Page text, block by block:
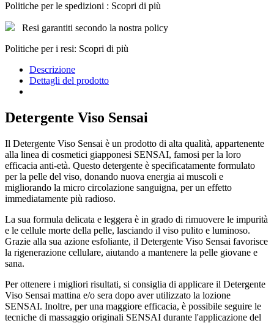
Politiche per le spedizioni : Scopri di più
Resi garantiti secondo la nostra policy
Politiche per i resi: Scopri di più
Descrizione
Dettagli del prodotto
Detergente Viso Sensai
Il Detergente Viso Sensai è un prodotto di alta qualità, appartenente
alla linea di cosmetici giapponesi SENSAI, famosi per la loro
efficacia anti-età. Questo detergente è specificatamente formulato
per la pelle del viso, donando nuova energia ai muscoli e
migliorando la micro circolazione sanguigna, per un effetto
immediatamente più radioso.
La sua formula delicata e leggera è in grado di rimuovere le impurità
e le cellule morte della pelle, lasciando il viso pulito e luminoso.
Grazie alla sua azione esfoliante, il Detergente Viso Sensai favorisce
la rigenerazione cellulare, aiutando a mantenere la pelle giovane e
sana.
Per ottenere i migliori risultati, si consiglia di applicare il Detergente
Viso Sensai mattina e/o sera dopo aver utilizzato la lozione
SENSAI. Inoltre, per una maggiore efficacia, è possibile seguire le
tecniche di massaggio originali SENSAI durante l'applicazione del